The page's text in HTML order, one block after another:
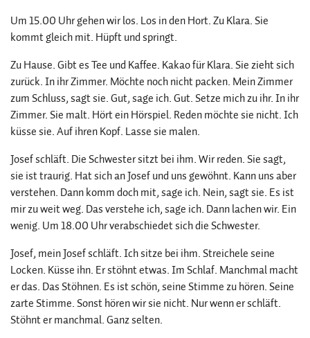
Um 15.00 Uhr gehen wir los. Los in den Hort. Zu Klara. Sie
kommt gleich mit. Hüpft und springt.
Zu Hause. Gibt es Tee und Kaffee. Kakao für Klara. Sie zieht sich
zurück. In ihr Zimmer. Möchte noch nicht packen. Mein Zimmer
zum Schluss, sagt sie. Gut, sage ich. Gut. Setze mich zu ihr. In ihr
Zimmer. Sie malt. Hört ein Hörspiel. Reden möchte sie nicht. Ich
küsse sie. Auf ihren Kopf. Lasse sie malen.
Josef schläft. Die Schwester sitzt bei ihm. Wir reden. Sie sagt,
sie ist traurig. Hat sich an Josef und uns gewöhnt. Kann uns aber
verstehen. Dann komm doch mit, sage ich. Nein, sagt sie. Es ist
mir zu weit weg. Das verstehe ich, sage ich. Dann lachen wir. Ein
wenig. Um 18.00 Uhr verabschiedet sich die Schwester.
Josef, mein Josef schläft. Ich sitze bei ihm. Streichele seine
Locken. Küsse ihn. Er stöhnt etwas. Im Schlaf. Manchmal macht
er das. Das Stöhnen. Es ist schön, seine Stimme zu hören. Seine
zarte Stimme. Sonst hören wir sie nicht. Nur wenn er schläft.
Stöhnt er manchmal. Ganz selten.